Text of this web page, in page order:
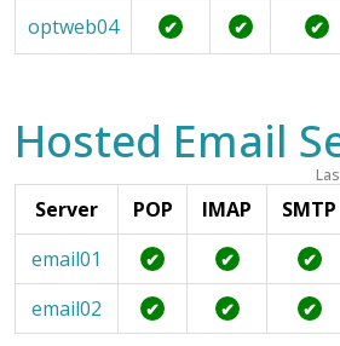
optweb04 ✔ ✔ ✔
Hosted Email
Server POP IMAP SMTP
email01
✔ ✔ ✔
email02 ✔ ✔ ✔